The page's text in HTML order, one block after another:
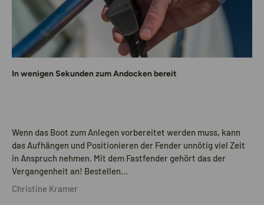
In wenigen Sekunden zum Andocken bereit
Wenn das Boot zum Anlegen vorbereitet werden muss, kann
das Aufhängen und Positionieren der Fender unnötig viel Zeit
in Anspruch nehmen. Mit dem Fastfender gehört das der
Vergangenheit an! Bestellen...
Christine Kramer